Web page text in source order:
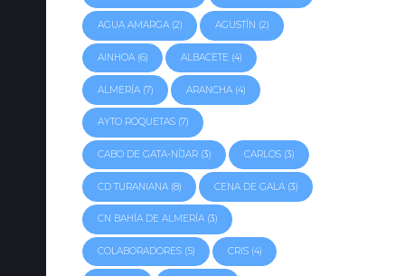
AGUA AMARGA(2) AGUSTÍN (2)
AINHOA(6) ALBACETE (4)
ALMERÍA(7) ARANCHA(4)
AYTO ROQUETAS(7)
CABO DE GATA-NÍJAR(3) CARLOS(3)
CD TURANIANA(8) CENA DE GALA(3)
CN BAHÍA DE ALMERÍA(3)
COLABORADORES(5) CRIS(4)